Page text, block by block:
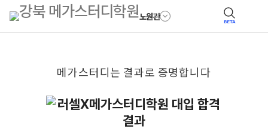
노원관 BETA
메가스터디는 결과로 증명합니다